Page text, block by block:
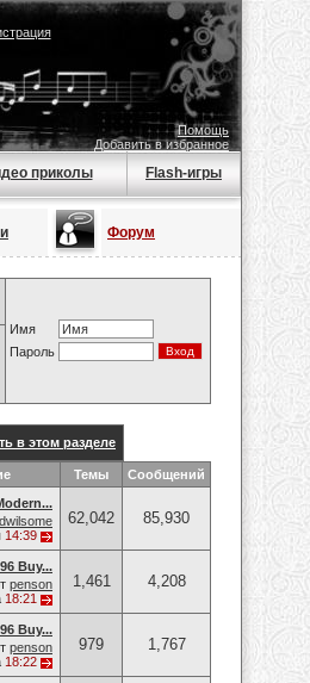
Помощь
Добавить в избранное
приколы Flash-игры
Форум
Имя
Пароль
в этом разделе
Темы Сообщений
14:39
62,042 85,930
Buy...
penson
18:21
1,461 4,208
Buy...
penson
18:22
979 1,767